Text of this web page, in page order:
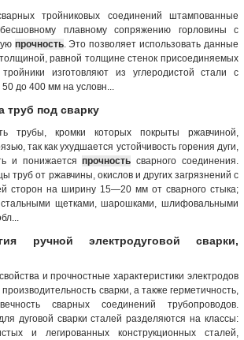
тройниковых соединений штампованные
плавному сопряжению горловины с
прочность. Это позволяет использовать данные
равной толщине стенок присоединяемых
изготовляют из углеродистой стали с
до 400 мм на условн...
труб под сварку
трубы, кромки которых покрыты ржавчиной,
так как ухудшается устойчивость горения дуги,
и понижаетсяпрочность сварного соединения.
труб от ржавчины, окислов и других загрязнений с
сторон на ширину 15—20 мм от сварного стыка;
щетками, шарошками, шлифовальными
ручной электродуговой сварки,
и прочностные характеристики электродов
сварки, а также герметичность,
сварных соединений трубопроводов.
дуговой сварки сталей разделяются на классы:
и легированных конструкционных сталей,